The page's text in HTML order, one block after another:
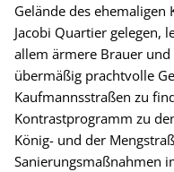
Gelände des
Jacobi Quartier gelegen,
allem ärmere Brauer
übermäßig prachtvolle
Kaufmannsstraßen zu
Kontrastprogramm zu
König- und der
Sanierungsmaßnahmen